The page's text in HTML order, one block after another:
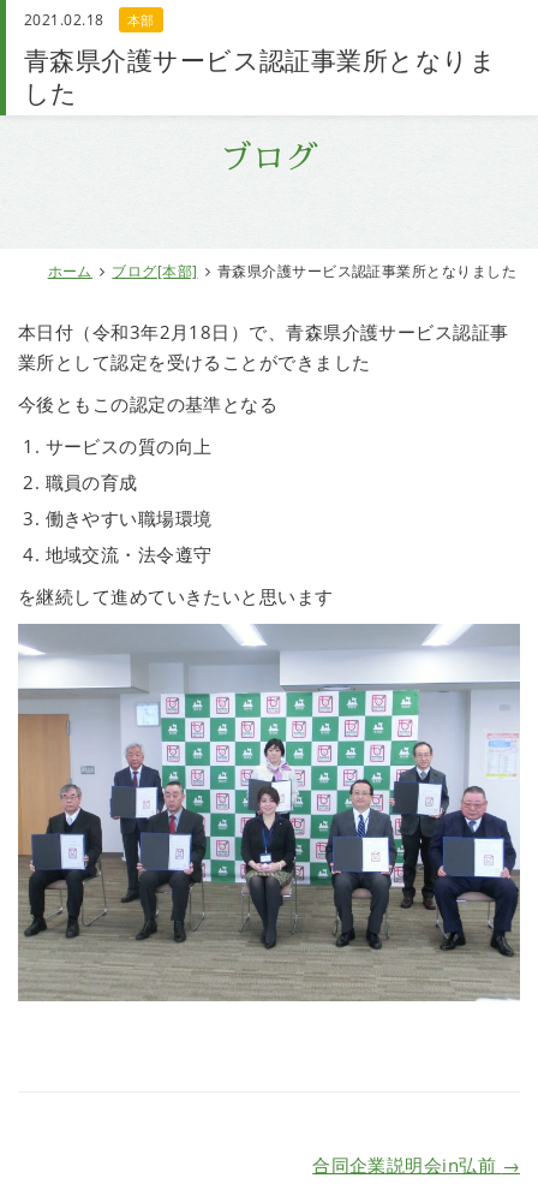
ブログ
ホーム ブログ[本部] 青森県介護サービス認証事業所となりました
2021.02.18 本部
青森県介護サービス認証事業所となりま
した
本日付（令和3年2月18日）で、青森県介護サービス認証事
業所として認定を受けることができました
今後ともこの認定の基準となる
サービスの質の向上
職員の育成
働きやすい職場環境
地域交流・法令遵守
を継続して進めていきたいと思います
合同企業説明会in弘前 →